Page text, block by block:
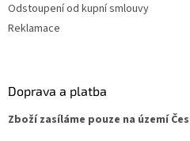
Odstoupení od kupní smlouvy
Reklamace
Doprava a platba
Zboží zasíláme pouze na území